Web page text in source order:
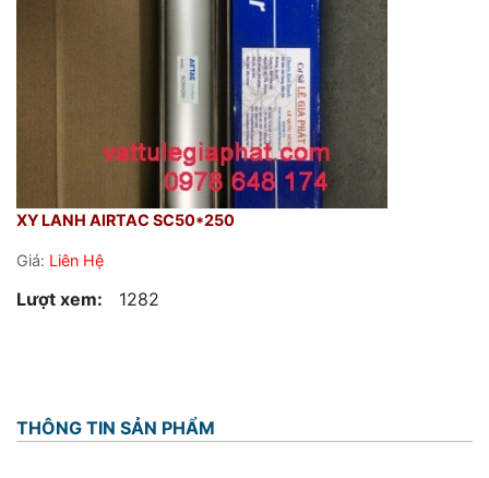
XY LANH AIRTAC SC50*250
Giá: Liên Hệ
Lượt xem: 1282
THÔNG TIN SẢN PHẨM